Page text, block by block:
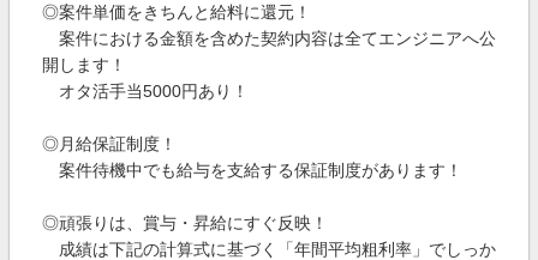
◎案件単価をきちんと給料に還元！
案件における金額を含めた契約内容は全てエンジニアへ公
開します！
オタ活手当5000円あり！
◎月給保証制度！
案件待機中でも給与を支給する保証制度があります！
◎頑張りは、賞与・昇給にすぐ反映！
成績は下記の計算式に基づく「年間平均粗利率」でしっか